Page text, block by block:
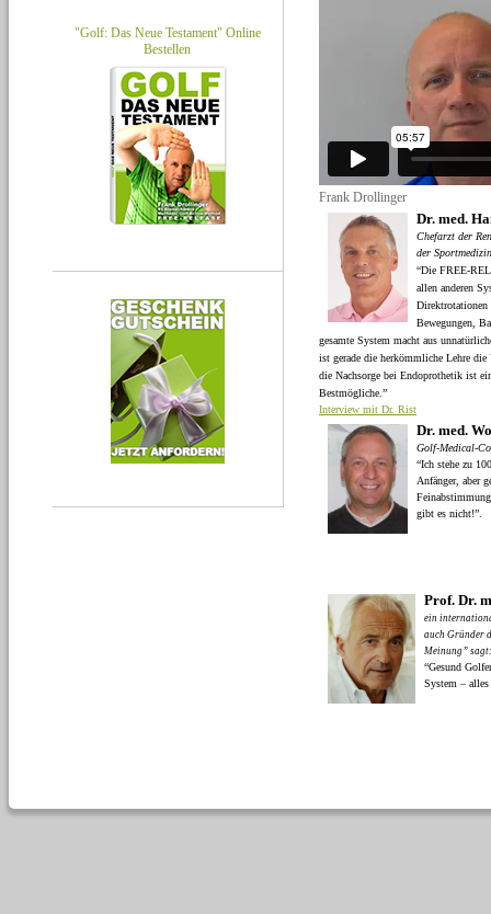
"Golf: Das Neue Testament" Online
Bestellen
Frank Drollinger
Dr. med.
Chefarzt der
der
“Die FREE-
allen anderen
Direktrotationen
Bewegungen,
gesamte System macht aus
ist gerade die herkömmliche Lehre die
die Nachsorge bei Endoprothetik ist
Bestmögliche.”
Interview mit Dr. Rist
Dr. med.
Golf-Medical-
“Ich stehe zu
Anfänger, aber
gibt es nicht!”.
Prof. Dr.
ein
auch Gründer
Meinung” sagt:
“Gesund
System –